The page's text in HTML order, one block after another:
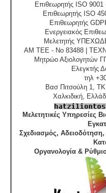
Επιθεωρητής ISO
Επιθεωρητής ISO
Επιθεωρητής
Ενεργειακός
Μελετητής
ΑΜ ΤΕΕ - No 83488 |
Μητρώο Αξιολογητών
Ελεγκτής
τηλ
Βασ Πιτσούλη 1,
Χαλκιδική,
Μελετητικές Υπηρεσίες
Σχεδιασμός, Αδειοδότηση,
Οργανολογία &